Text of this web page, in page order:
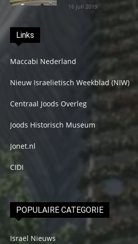
16 juli 2019
Links
Maccabi Nederland
Nieuw Israelietisch Weekblad (NIW)
Centraal Joods Overleg
Joods Historisch Museum
Jonet.nl
CIDI
POPULAIRE CATEGORIE
Israël Nieuws